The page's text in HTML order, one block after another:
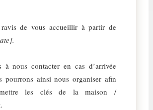
ravis de vous accueillir à partir de
à nous contacter en cas d’arrivée
pourrons ainsi nous organiser afin
les clés de la maison /